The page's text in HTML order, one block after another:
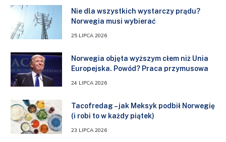
Nie dla wszystkich wystarczy prądu?
Norwegia musi wybierać
25 LIPCA 2026
Norwegia objęta wyższym cłem niż Unia
Europejska. Powód? Praca przymusowa
24 LIPCA 2026
Tacofredag – jak Meksyk podbił Norwegię
(i robi to w każdy piątek)
23 LIPCA 2026